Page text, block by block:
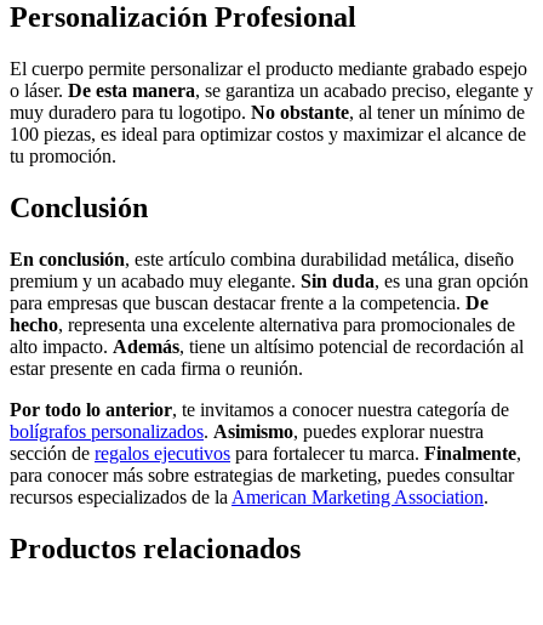
Personalización Profesional
El cuerpo permite personalizar el producto mediante grabado espejo
o láser. De esta manera, se garantiza un acabado preciso, elegante y
muy duradero para tu logotipo. No obstante, al tener un mínimo de
100 piezas, es ideal para optimizar costos y maximizar el alcance de
tu promoción.
Conclusión
En conclusión, este artículo combina durabilidad metálica, diseño
premium y un acabado muy elegante. Sin duda, es una gran opción
para empresas que buscan destacar frente a la competencia. De
hecho, representa una excelente alternativa para promocionales de
alto impacto. Además, tiene un altísimo potencial de recordación al
estar presente en cada firma o reunión.
Por todo lo anterior, te invitamos a conocer nuestra categoría de
bolígrafos personalizados. Asimismo, puedes explorar nuestra
sección de regalos ejecutivos para fortalecer tu marca. Finalmente,
para conocer más sobre estrategias de marketing, puedes consultar
recursos especializados de la American Marketing Association.
Productos relacionados